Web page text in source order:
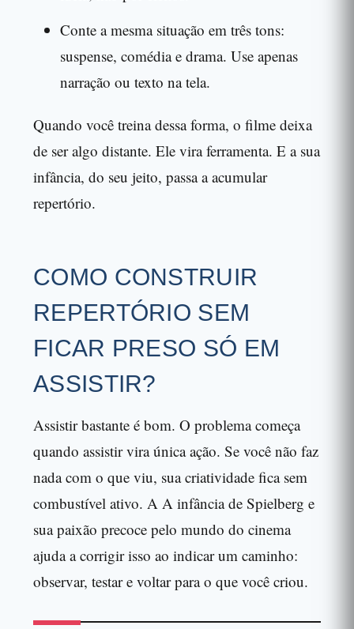
Conte a mesma situação em três tons:
suspense, comédia e drama. Use apenas
narração ou texto na tela.
Quando você treina dessa forma, o filme deixa
de ser algo distante. Ele vira ferramenta. E a sua
infância, do seu jeito, passa a acumular
repertório.
COMO CONSTRUIR
REPERTÓRIO SEM
FICAR PRESO SÓ EM
ASSISTIR?
Assistir bastante é bom. O problema começa
quando assistir vira única ação. Se você não faz
nada com o que viu, sua criatividade fica sem
combustível ativo. A A infância de Spielberg e
sua paixão precoce pelo mundo do cinema
ajuda a corrigir isso ao indicar um caminho:
observar, testar e voltar para o que você criou.